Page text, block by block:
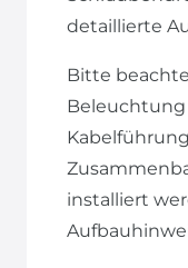
detaillierte
Bitte
installiert